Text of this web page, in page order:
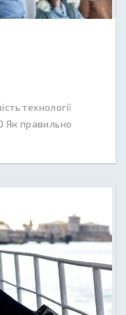
технології
Як правильно